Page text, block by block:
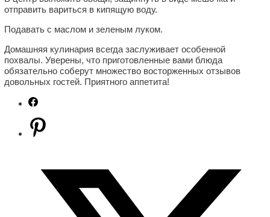
отправить вариться в кипящую воду.
Подавать с маслом и зеленым луком.
Домашняя кулинария всегда заслуживает особенной
похвалы. Уверены, что приготовленные вами блюда
обязательно соберут множество восторженных отзывов
довольных гостей. Приятного аппетита!